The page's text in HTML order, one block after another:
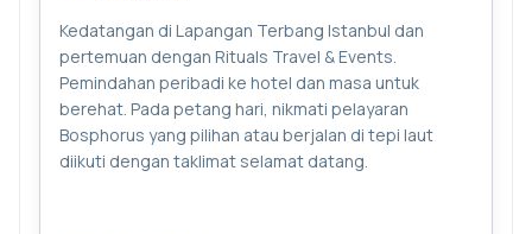
Kedatangan di Lapangan Terbang Istanbul dan
pertemuan dengan Rituals Travel & Events.
Pemindahan peribadi ke hotel dan masa untuk
berehat. Pada petang hari, nikmati pelayaran
Bosphorus yang pilihan atau berjalan di tepi laut
diikuti dengan taklimat selamat datang.